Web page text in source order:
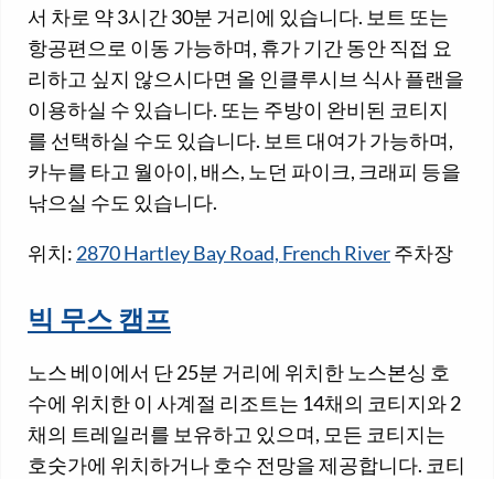
서 차로 약 3시간 30분 거리에 있습니다. 보트 또는
항공편으로 이동 가능하며, 휴가 기간 동안 직접 요
리하고 싶지 않으시다면 올 인클루시브 식사 플랜을
이용하실 수 있습니다. 또는 주방이 완비된 코티지
를 선택하실 수도 있습니다. 보트 대여가 가능하며,
카누를 타고 월아이, 배스, 노던 파이크, 크래피 등을
낚으실 수도 있습니다.
위치: 2870 Hartley Bay Road, French River주차장
빅 무스 캠프
노스 베이에서 단 25분 거리에 위치한 노스본싱 호
수에 위치한 이 사계절 리조트는 14채의 코티지와 2
채의 트레일러를 보유하고 있으며, 모든 코티지는
호숫가에 위치하거나 호수 전망을 제공합니다. 코티